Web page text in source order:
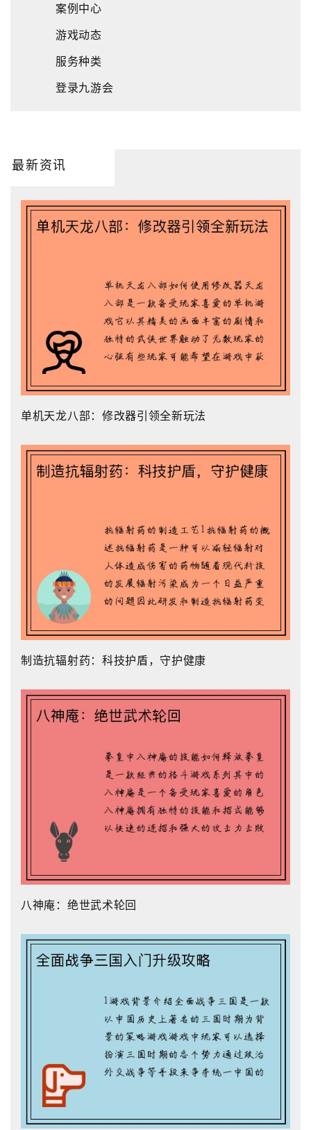
案例中心
游戏动态
服务种类
登录九游会
最新资讯
单机天龙八部：修改器引领全新玩法
制造抗辐射药：科技护盾，守护健康
八神庵：绝世武术轮回